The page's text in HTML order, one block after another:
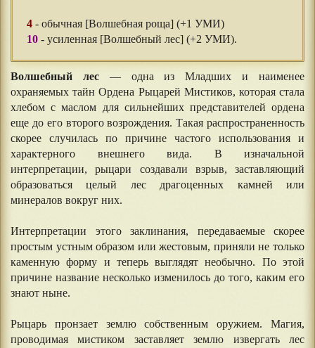
4- обычная [Волшебная роща] (+1 УМИ)
10- усиленная [Волшебный лес] (+2 УМИ).
Волшебный лес— одна из Младших и наименее
охраняемых тайн Ордена Рыцарей Мистиков, которая стала
хлебом с маслом для сильнейших представителей ордена
еще до его второго возрождения. Такая распространенность
скорее случилась по причине частого использования и
характерного внешнего вида. В изначальной
интерпретации, рыцари создавали взрыв, заставляющий
образоваться целый лес драгоценных камней или
минералов вокруг них.
Интерпретации этого заклинания, передаваемые скорее
простым устным образом или жестовым, приняли не только
каменную форму и теперь выглядят необычно. По этой
причине название несколько изменилось до того, каким его
знают ныне.
Рыцарь пронзает землю собственным оружием. Магия,
проводимая мистиком заставляет землю извергать лес